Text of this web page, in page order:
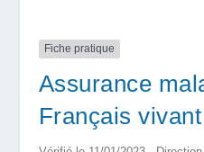
Fiche pratique
Assurance
Français